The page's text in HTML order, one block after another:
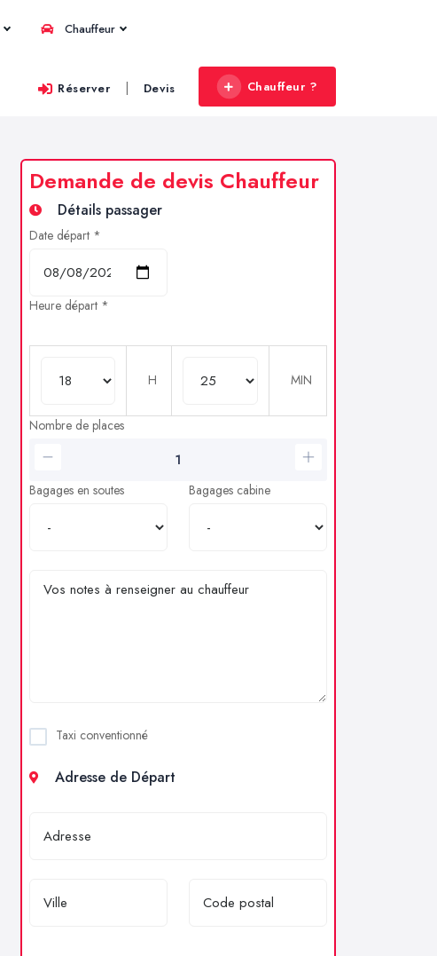
Chauffeur
Réserver | Devis Chauffeur ?
Demande de devis Chauffeur
Détails passager
Date départ *
Heure départ *
H MIN
Nombre de places
Bagages en soutes Bagages cabine
Taxi conventionné
Adresse de Départ